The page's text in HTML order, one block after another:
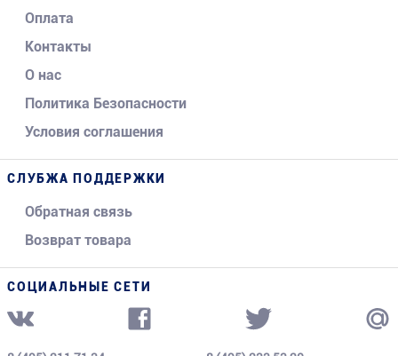
Оплата
Контакты
О нас
Политика Безопасности
Условия соглашения
СЛУБЖА ПОДДЕРЖКИ
Обратная связь
Возврат товара
СОЦИАЛЬНЫЕ СЕТИ